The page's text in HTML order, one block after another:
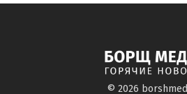
© 2026